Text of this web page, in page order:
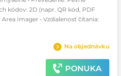
kódov: 2D (napr. QR kód, PDF
Imager • Vzdialenosť čítania:
Na objednávku
PONUKA